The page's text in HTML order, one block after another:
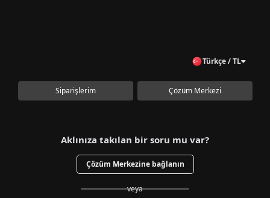
Türkçe / TL
Siparişlerim Çözüm Merkezi
Aklınıza takılan bir soru mu var?
Çözüm Merkezine bağlanın
veya